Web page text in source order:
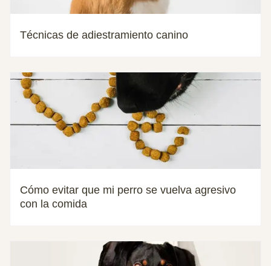
Técnicas de adiestramiento canino
Cómo evitar que mi perro se vuelva agresivo
con la comida